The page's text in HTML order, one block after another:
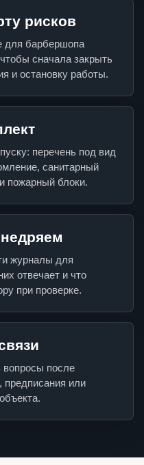
рисков
для барбершопа
сначала закрыть
и остановку работы.
перечень под вид
санитарный
пожарный блоки.
журналы для
отвечает и что
при проверке.
вопросы после
предписания или